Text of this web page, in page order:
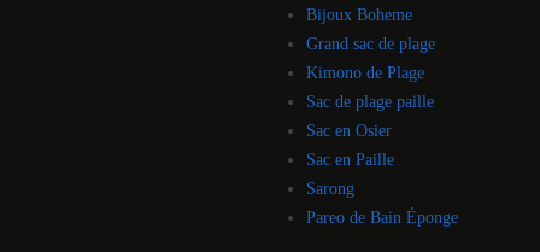
Bijoux Boheme
Grand sac de plage
Kimono de Plage
Sac de plage paille
Sac en Osier
Sac en Paille
Sarong
Pareo de Bain Éponge